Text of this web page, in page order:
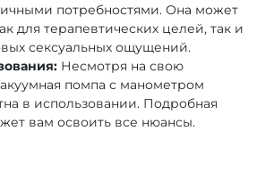
потребностями. Она может
для терапевтических целей, так и
сексуальных ощущений.
Несмотря на свою
помпа с манометром
в использовании. Подробная
вам освоить все нюансы.